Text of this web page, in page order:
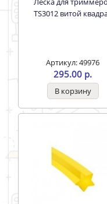
TS3012 витой квадрат
Артикул: 49976